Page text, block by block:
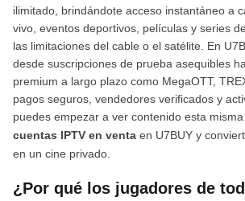
ilimitado, brindándote acceso instantáneo a
vivo, eventos deportivos, películas y series
las limitaciones del cable o el satélite. En
desde suscripciones de prueba asequibles
premium a largo plazo como MegaOTT,
pagos seguros, vendedores verificados y
puedes empezar a ver contenido esta
cuentas IPTV en venta en U7BUY y
en un cine privado.
¿Por qué los jugadores de